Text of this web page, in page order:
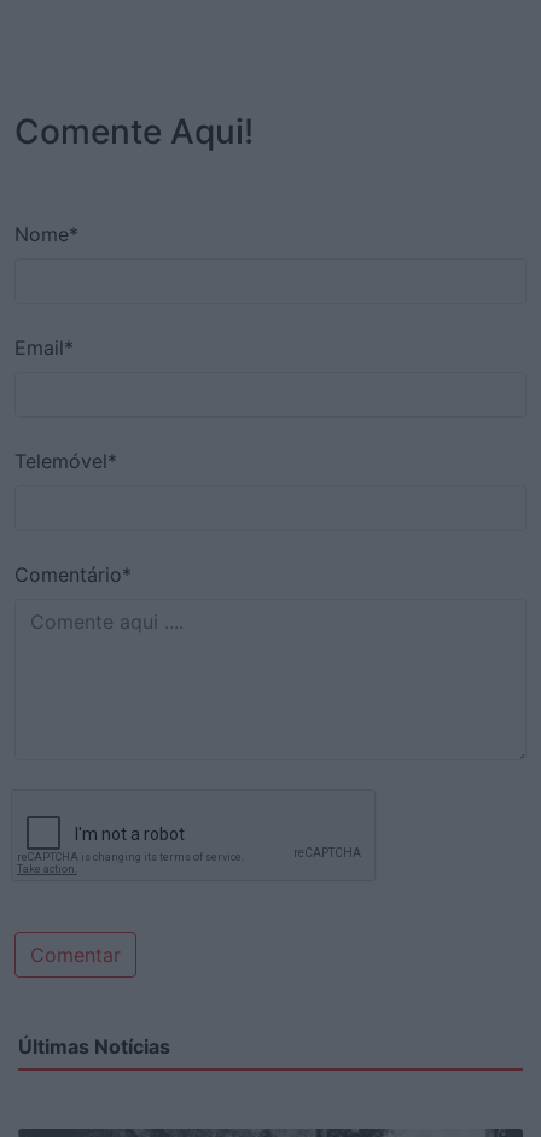
Comente Aqui!
Nome*
Email*
Telemóvel*
Comentário*
Comentar
Últimas Notícias